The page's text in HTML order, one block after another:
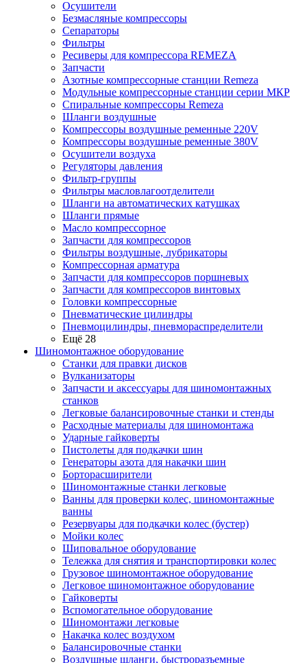
Осушители
Безмасляные компрессоры
Сепараторы
Фильтры
Ресиверы для компрессора REMEZA
Запчасти
Азотные компрессорные станции Remeza
Модульные компрессорные станции серии МКР
Спиральные компрессоры Remeza
Шланги воздушные
Компрессоры воздушные ременные 220V
Компрессоры воздушные ременные 380V
Осушители воздуха
Регуляторы давления
Фильтр-группы
Фильтры масловлагоотделители
Шланги на автоматических катушках
Шланги прямые
Масло компрессорное
Запчасти для компрессоров
Фильтры воздушные, лубрикаторы
Компрессорная арматура
Запчасти для компрессоров поршневых
Запчасти для компрессоров винтовых
Головки компрессорные
Пневматические цилиндры
Пневмоцилиндры, пневмораспределители
Ещё 28
Шиномонтажное оборудование
Станки для правки дисков
Вулканизаторы
Запчасти и аксессуары для шиномонтажных
станков
Легковые балансировочные станки и стенды
Расходные материалы для шиномонтажа
Ударные гайковерты
Пистолеты для подкачки шин
Генераторы азота для накачки шин
Борторасширители
Шиномонтажные станки легковые
Ванны для проверки колес, шиномонтажные
ванны
Резервуары для подкачки колес (бустер)
Мойки колес
Шиповальное оборудование
Тележка для снятия и транспортировки колес
Грузовое шиномонтажное оборудование
Легковое шиномонтажное оборудование
Гайковерты
Вспомогательное оборудование
Шиномонтажи легковые
Накачка колес воздухом
Балансировочные станки
Воздушные шланги, быстроразъемные